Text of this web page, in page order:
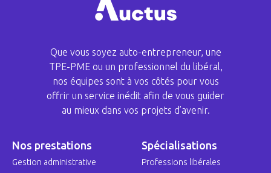
Que vous soyez auto-entrepreneur, une
TPE-PME ou un professionnel du libéral,
nos équipes sont à vos côtés pour vous
offrir un service inédit afin de vous guider
au mieux dans vos projets d’avenir.
Nos prestations
Gestion administrative
Spécialisations
Professions libérales